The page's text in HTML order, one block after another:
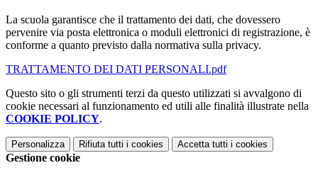
La scuola garantisce che il trattamento dei dati, che dovessero
pervenire via posta elettronica o moduli elettronici di registrazione, è
conforme a quanto previsto dalla normativa sulla privacy.
TRATTAMENTO DEI DATI PERSONALI.pdf
Questo sito o gli strumenti terzi da questo utilizzati si avvalgono di
cookie necessari al funzionamento ed utili alle finalità illustrate nella
COOKIE POLICY.
Personalizza Rifiuta tutti i cookies Accetta tutti i cookies
Gestione cookie